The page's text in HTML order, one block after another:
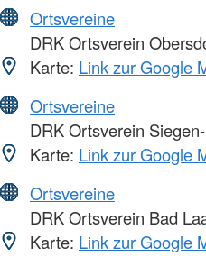
Ortsvereine
DRK Ortsverein
Karte: Link zur Google
Ortsvereine
DRK Ortsverein
Karte: Link zur Google
Ortsvereine
DRK Ortsverein Bad
Karte: Link zur Google